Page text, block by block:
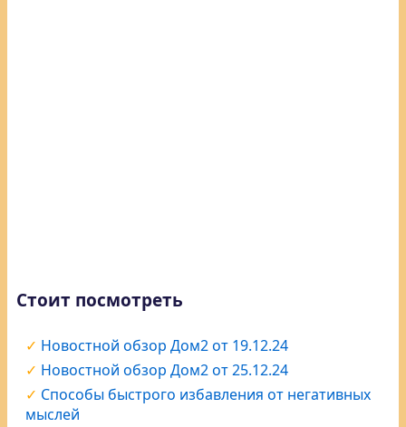
Стоит посмотреть
Новостной обзор Дом2 от 19.12.24
Новостной обзор Дом2 от 25.12.24
Способы быстрого избавления от негативных
мыслей